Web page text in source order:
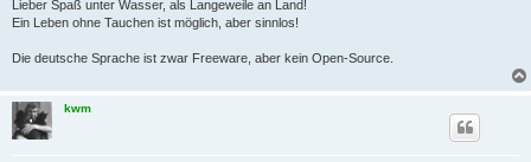
Lieber Spaß unter Wasser, als Langeweile an Land!
Ein Leben ohne Tauchen ist möglich, aber sinnlos!
Die deutsche Sprache ist zwar Freeware, aber kein Open-Source.
kwm